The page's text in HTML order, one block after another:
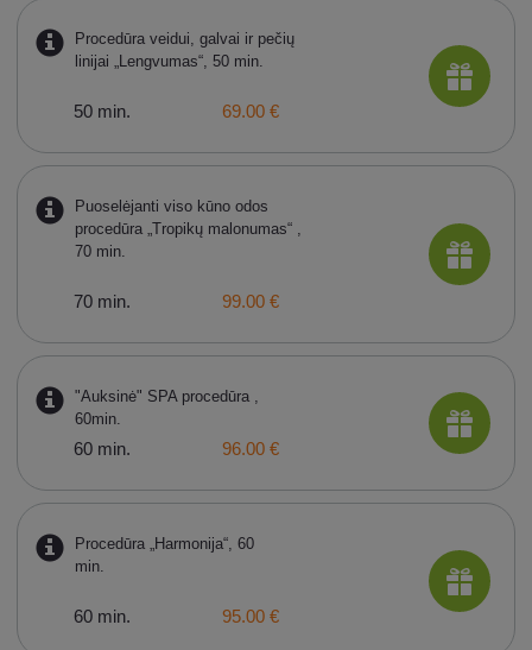
Procedūra veidui, galvai ir pečių
linijai „Lengvumas“, 50 min.
50 min. 69.00 €
Puoselėjanti viso kūno odos
procedūra „Tropikų malonumas“ ,
70 min.
70 min. 99.00 €
"Auksinė" SPA procedūra ,
60min.
60 min. 96.00 €
Procedūra „Harmonija“, 60
min.
60 min. 95.00 €